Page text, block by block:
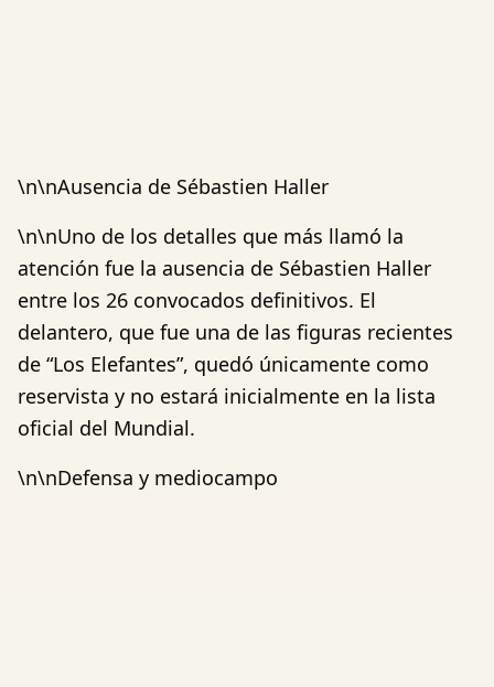
\n\nAusencia de Sébastien Haller
\n\nUno de los detalles que más llamó la
atención fue la ausencia de Sébastien Haller
entre los 26 convocados definitivos. El
delantero, que fue una de las figuras recientes
de “Los Elefantes”, quedó únicamente como
reservista y no estará inicialmente en la lista
oficial del Mundial.
\n\nDefensa y mediocampo